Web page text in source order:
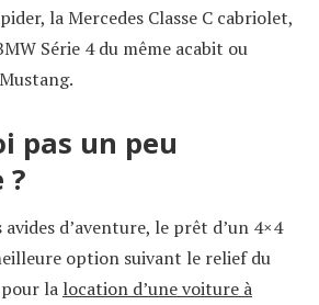
la Mercedes Classe C cabriolet,
Série 4 du même acabit ou
pas un peu
?
d’aventure, le prêt d’un 4×4
option suivant le relief du
la location d’une voiture à